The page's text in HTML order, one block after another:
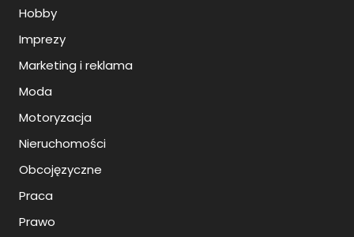
Hobby
Imprezy
Marketing i reklama
Moda
Motoryzacja
Nieruchomości
Obcojęzyczne
Praca
Prawo